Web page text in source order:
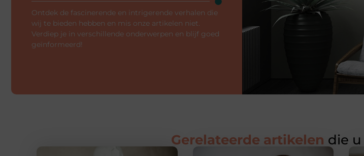
Ontdek de fascinerende en intrigerende verhalen die
wij te bieden hebben en mis onze artikelen niet.
Verdiep je in verschillende onderwerpen en blijf goed
geïnformeerd!
Gerelateerde artikelen die